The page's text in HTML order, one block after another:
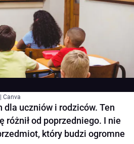
Canva
uczniów i rodziców. Ten
różnił od poprzedniego. I nie
który budzi ogromne